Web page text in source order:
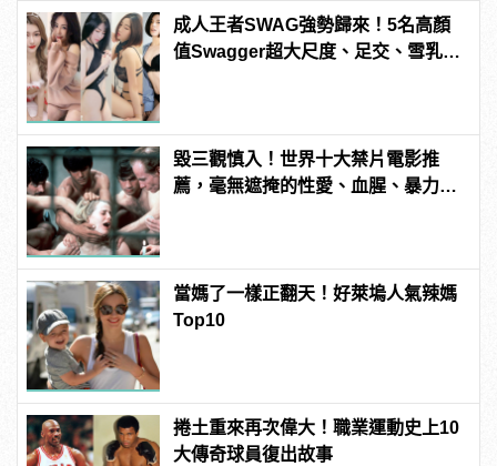
成人王者SWAG強勢歸來！5名高顏
值Swagger超大尺度、足交、雪乳、
毀三觀慎入！世界十大禁片電影推
薦，毫無遮掩的性愛、血腥、暴力、
當媽了一樣正翻天！好萊塢人氣辣媽
Top10
捲土重來再次偉大！職業運動史上10
大傳奇球員復出故事